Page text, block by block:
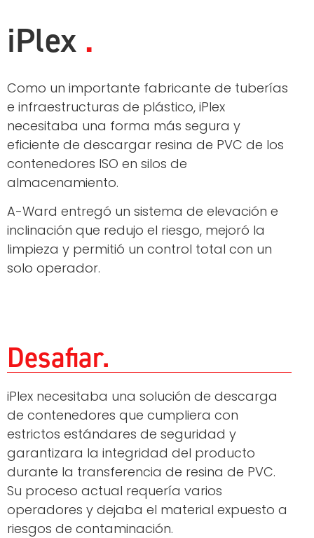
iPlex
Como un importante fabricante de tuberías
e infraestructuras de plástico, iPlex
necesitaba una forma más segura y
eficiente de descargar resina de PVC de los
contenedores ISO en silos de
almacenamiento.
A-Ward entregó un sistema de elevación e
inclinación que redujo el riesgo, mejoró la
limpieza y permitió un control total con un
solo operador.
Desafiar
iPlex necesitaba una solución de descarga
de contenedores que cumpliera con
estrictos estándares de seguridad y
garantizara la integridad del producto
durante la transferencia de resina de PVC.
Su proceso actual requería varios
operadores y dejaba el material expuesto a
riesgos de contaminación.